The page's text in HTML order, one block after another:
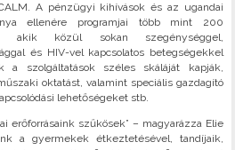
A pénzügyi kihívások és az ugandai
ellenére programjai több mint 200
akik közül sokan szegénységgel,
és HIV-vel kapcsolatos betegségekkel
szolgáltatások széles skáláját kapják,
oktatást, valamint speciális gazdagító
lehetőségeket stb.
erőforrásaink szűkösek” – magyarázza Elie
a gyermekek étkeztetésével, tandíjaik,